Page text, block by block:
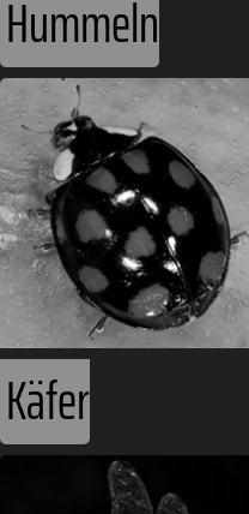
Käfer
Libellen